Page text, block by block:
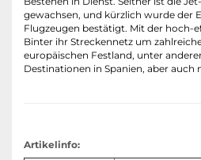
gewachsen, und kürzlich wurde der
Flugzeugen bestätigt. Mit der hoch-
Binter ihr Streckennetz um
europäischen Festland, unter
Destinationen in Spanien, aber auch
Artikelinfo: